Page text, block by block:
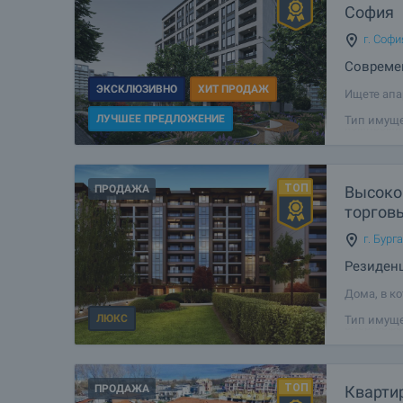
ЭКСКЛЮЗИВНО ХИТ ПРОДАЖ
ЛУЧШЕЕ ПРЕДЛОЖЕНИЕ
София
г.
Ищете
Тип
ПРОДАЖА
ЛЮКС
г.
Дома, в
Тип
ПРОДАЖА